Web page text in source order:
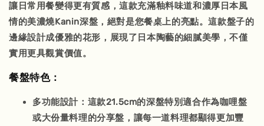
讓日常用餐變得更有質感，這款充滿釉料味道和濃厚日本風
情的美濃燒Kanin深盤 ，絕對是您餐桌上的亮點。這款盤子的
邊緣設計成優雅的花形，展現了日本陶藝的細膩美學，不僅
實用更具觀賞價值。
餐盤特色：
多功能設計 ：這款21.5cm的深盤特別適合作為咖哩盤
或大份量料理的分享盤，讓每一道料理都顯得更加豐